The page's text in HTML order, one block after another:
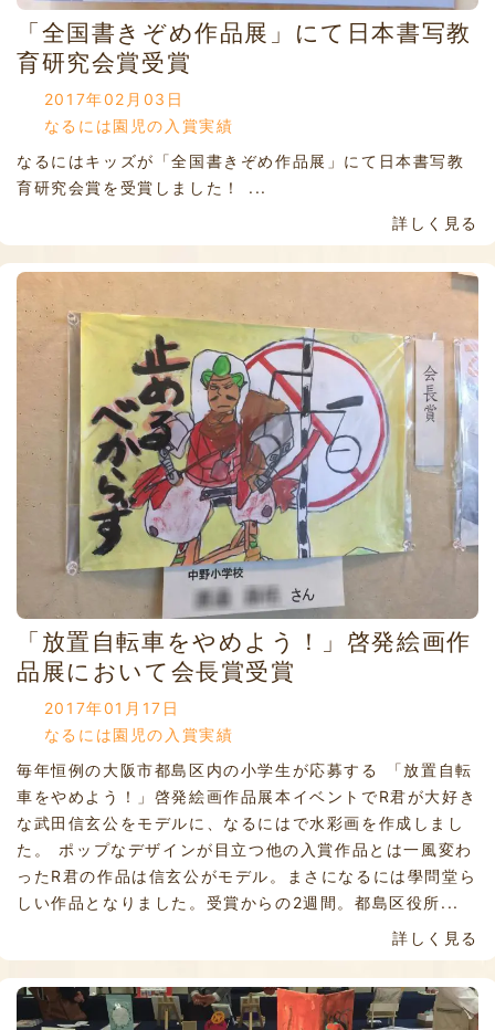
「全国書きぞめ作品展」にて日本書写教
育研究会賞受賞
2017年02月03日
なるには園児の入賞実績
なるにはキッズが「全国書きぞめ作品展」にて日本書写教
育研究会賞を受賞しました！ ...
詳しく見る
「放置自転車をやめよう！」啓発絵画作
品展において会長賞受賞
2017年01月17日
なるには園児の入賞実績
毎年恒例の大阪市都島区内の小学生が応募する 「放置自転
車をやめよう！」啓発絵画作品展本イベントでR君が大好き
な武田信玄公をモデルに、なるにはで水彩画を作成しまし
た。 ポップなデザインが目立つ他の入賞作品とは一風変わ
ったR君の作品は信玄公がモデル。まさになるには學問堂ら
しい作品となりました。受賞からの2週間。都島区役所...
詳しく見る